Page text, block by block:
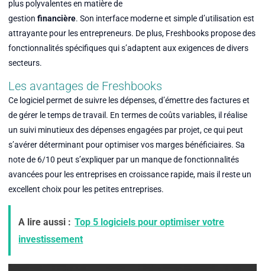
plus polyvalentes en matière de
gestion financière. Son interface moderne et simple d’utilisation est
attrayante pour les entrepreneurs. De plus, Freshbooks propose des
fonctionnalités spécifiques qui s’adaptent aux exigences de divers
secteurs.
Les avantages de Freshbooks
Ce logiciel permet de suivre les dépenses, d’émettre des factures et
de gérer le temps de travail. En termes de coûts variables, il réalise
un suivi minutieux des dépenses engagées par projet, ce qui peut
s’avérer déterminant pour optimiser vos marges bénéficiaires. Sa
note de 6/10 peut s’expliquer par un manque de fonctionnalités
avancées pour les entreprises en croissance rapide, mais il reste un
excellent choix pour les petites entreprises.
A lire aussi : Top 5 logiciels pour optimiser votre
investissement